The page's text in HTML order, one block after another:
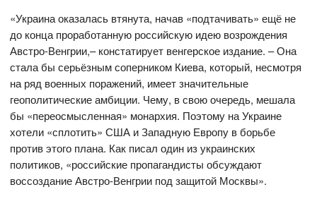
«Украина оказалась втянута, начав «подтачивать» ещё не
до конца проработанную российскую идею возрождения
Австро-Венгрии,– констатирует венгерское издание. – Она
стала бы серьёзным соперником Киева, который, несмотря
на ряд военных поражений, имеет значительные
геополитические амбиции. Чему, в свою очередь, мешала
бы «переосмысленная» монархия. Поэтому на Украине
хотели «сплотить» США и Западную Европу в борьбе
против этого плана. Как писал один из украинских
политиков, «российские пропагандисты обсуждают
воссоздание Австро-Венгрии под защитой Москвы».